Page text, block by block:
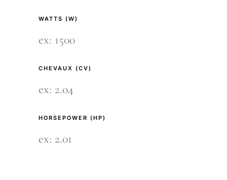
WATTS (W)
CHEVAUX (CV)
HORSEPOWER (HP)